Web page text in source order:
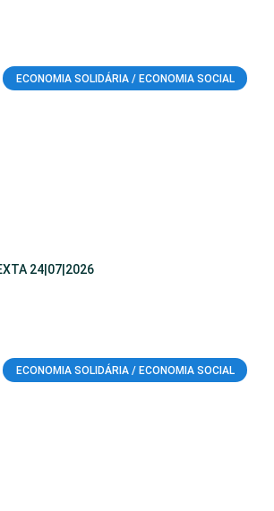
ECONOMIA SOLIDÁRIA / ECONOMIA SOCIAL
24|07|2026
ECONOMIA SOLIDÁRIA / ECONOMIA SOCIAL